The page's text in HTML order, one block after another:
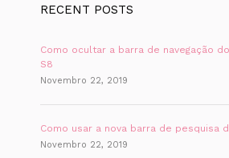
RECENT POSTS
Como ocultar a barra de navegação
S8
Novembro 22, 2019
Como usar a nova barra de pesquisa
Novembro 22, 2019